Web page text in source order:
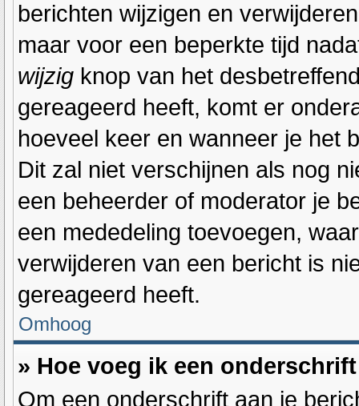
berichten wijzigen en
maar voor een beperkte tijd
wijzig knop van het
gereageerd heeft, komt er
hoeveel keer en wanneer je het
Dit zal niet verschijnen als nog
een beheerder of moderator je
een mededeling toevoegen,
verwijderen van een bericht is
gereageerd heeft.
Omhoog
» Hoe voeg ik een
Om een onderschrift aan je